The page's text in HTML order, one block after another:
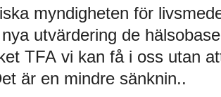
myndigheten för
utvärdering de
TFA vi kan få i oss utan
är en mindre sänknin..